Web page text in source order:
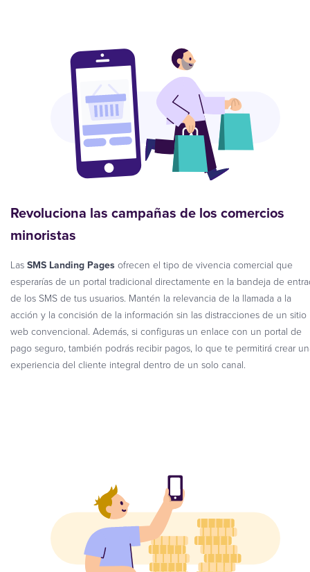
Revoluciona las campañas de los comercios
minoristas
LasSMS Landing Pagesofrecen el tipo de vivencia comercial que
esperarías de un portal tradicional directamente en la bandeja de
de los SMS de tus usuarios. Mantén la relevancia de la llamada a la
acción y la concisión de la información sin las distracciones de un sitio
web convencional. Además, si configuras un enlace con un portal de
pago seguro, también podrás recibir pagos, lo que te permitirá crear
experiencia del cliente integral dentro de un solo canal.